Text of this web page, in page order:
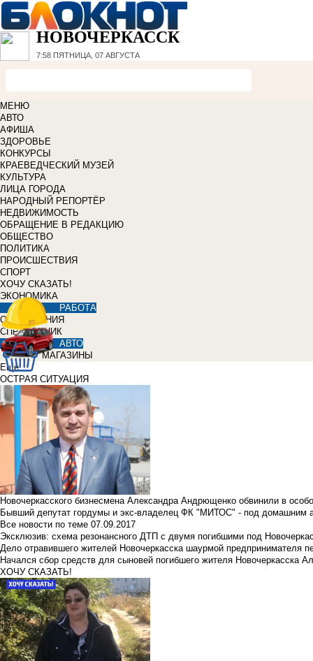
НОВОЧЕРКАССК
7:58 ПЯТНИЦА, 07 АВГУСТА
МЕНЮ
АВТО
АФИША
ЗДОРОВЬЕ
КОНКУРСЫ
КРАЕВЕДЧЕСКИЙ МУЗЕЙ
КУЛЬТУРА
ЛИЦА ГОРОДА
НАРОДНЫЙ РЕПОРТЁР
НЕДВИЖИМОСТЬ
ОБРАЩЕНИЕ В РЕДАКЦИЮ
ОБЩЕСТВО
ПОЛИТИКА
ПРОИСШЕСТВИЯ
СПОРТ
ХОЧУ СКАЗАТЬ!
ЭКОНОМИКА
РАБОТА
ОБЪЯВЛЕНИЯ
СПРАВОЧНИК
АВТО
МАГАЗИНЫ
Еще
ОСТРАЯ СИТУАЦИЯ
Новочеркасского бизнесмена Александра Андрющенко обвинили в
Бывший депутат гордумы и экс-владелец ФК "МИТОС" - под домашним
Все новости по теме 07.09.2017
Эксклюзив: схема резонансного ДТП с двумя погибшими под
Дело отравившего жителей Новочеркасска шаурмой предпринимателя
Начался сбор средств для сыновей погибшего жителя Новочеркасска
ХОЧУ СКАЗАТЬ!